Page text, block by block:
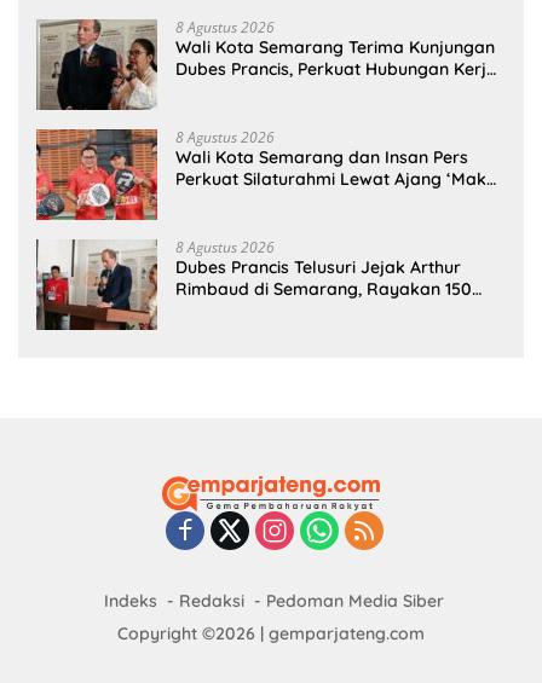
8 Agustus 2026
Wali Kota Semarang Terima Kunjungan
Dubes Prancis, Perkuat Hubungan Kerja
8 Agustus 2026
Wali Kota Semarang dan Insan Pers
Perkuat Silaturahmi Lewat Ajang ‘Mak
8 Agustus 2026
Dubes Prancis Telusuri Jejak Arthur
Rimbaud di Semarang, Rayakan 150
Indeks Redaksi
Pedoman Media Siber
Copyright ©2026 | gemparjateng.com